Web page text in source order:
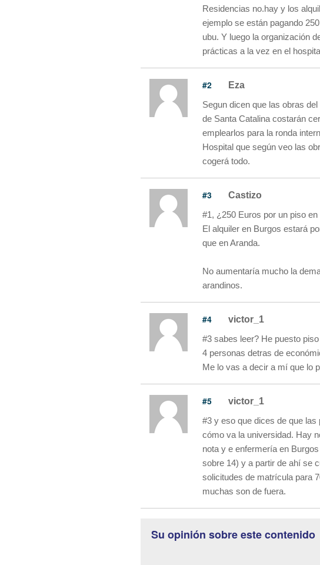
Residencias no.hay y los
ejemplo se están pagando
ubu. Y luego la organización
prácticas a la vez en el
#2 Eza
Segun dicen que las obras
de Santa Catalina costarán
emplearlos para la ronda
Hospital que según veo las
cogerá todo.
#3 Castizo
#1, ¿250 Euros por un piso
El alquiler en Burgos estará
que en Aranda.
No aumentaría mucho la
arandinos.
#4 victor_1
#3 sabes leer? He puesto
4 personas detras de
Me lo vas a decir a mí que lo
#5 victor_1
#3 y eso que dices de que
cómo va la universidad. Hay
nota y e enfermería en
sobre 14) y a partir de ahí se
solicitudes de matrícula para
muchas son de fuera.
Su opinión sobre este contenido